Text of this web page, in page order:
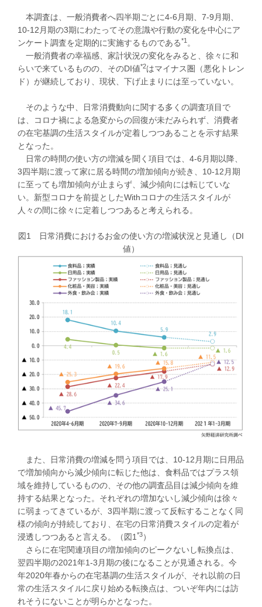
本調査は、一般消費者へ四半期ごとに4-6月期、7-9月期、
10-12月期の3期にわたってその意識や行動の変化を中心にア
ンケート調査を定期的に実施するものである*1 。
一般消費者の幸福感、家計状況の変化をみると、徐々に和
らいで来ているものの、そのDI値*2はマイナス圏（悪化トレン
ド）が継続しており、現状、下げ止まりには至っていない。
そのような中、日常消費動向に関する多くの調査項目で
は、コロナ禍による急変からの回復が未だみられず、消費者
の在宅基調の生活スタイルが定着しつつあることを示す結果
となった。
日常の時間の使い方の増減を聞く項目では、4-6月期以降、
3四半期に渡って家に居る時間の増加傾向が続き、10-12月期
に至っても増加傾向が止まらず、減少傾向には転じていな
い。新型コロナを前提としたWithコロナの生活スタイルが
人々の間に徐々に定着しつつあると考えられる。
図1 日常消費におけるお金の使い方の増減状況と見通し（DI
値）
また、日常消費の増減を問う項目では、10-12月期に日用品
で増加傾向から減少傾向に転じた他は、食料品ではプラス領
域を維持しているものの、その他の調査品目は減少傾向を維
持する結果となった。それぞれの増加ないし減少傾向は徐々
に弱まってきているが、3四半期に渡って反転することなく同
様の傾向が持続しており、在宅の日常消費スタイルの定着が
浸透しつつあると言える。（図1*3）
さらに在宅関連項目の増加傾向のピークないし転換点は、
翌四半期の2021年1-3月期の後になることが見通される。今
年2020年春からの在宅基調の生活スタイルが、それ以前の日
常の生活スタイルに戻り始める転換点は、ついぞ年内には訪
れそうにないことが明らかとなった。